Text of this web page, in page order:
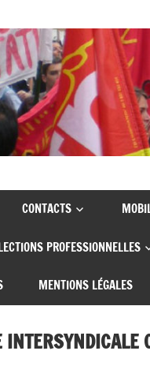
CONTACTS
PROFESSIONNELLES
MENTIONS LÉGALES